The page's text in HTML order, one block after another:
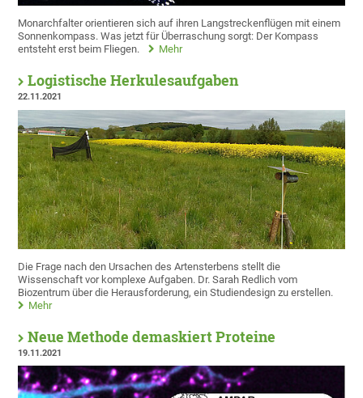
Monarchfalter orientieren sich auf ihren Langstreckenflügen mit einem
Sonnenkompass. Was jetzt für Überraschung sorgt: Der Kompass
entsteht erst beim Fliegen.
Mehr
Logistische Herkulesaufgaben
22.11.2021
Die Frage nach den Ursachen des Artensterbens stellt die
Wissenschaft vor komplexe Aufgaben. Dr. Sarah Redlich vom
Biozentrum über die Herausforderung, ein Studiendesign zu erstellen.
Mehr
Neue Methode demaskiert Proteine
19.11.2021